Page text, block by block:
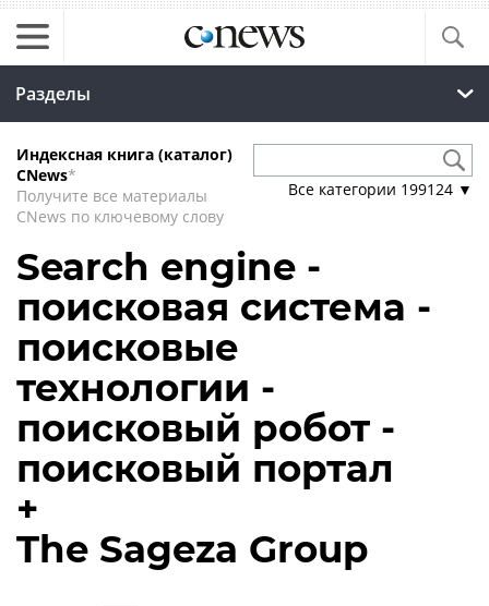
Разделы
Индексная книга (каталог)
CNews*
Получите все материалы
CNews по ключевому слову
Все категории 199124 ▼
Search engine -
поисковая система -
поисковые
технологии -
поисковый робот -
поисковый портал
+
The Sageza Group